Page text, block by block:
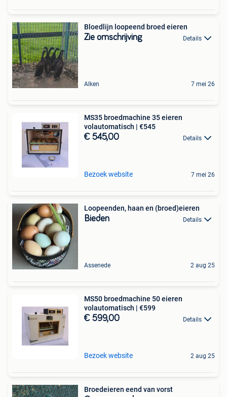
Bloedlijn loopeend broed eieren
Zie omschrijving Details
Alken 7 mei 26
MS35 broedmachine 35 eieren
volautomatisch | €545
€ 545,00 Details
Bezoek website 7 mei 26
Loopeenden, haan en (broed)eieren
Bieden Details
Assenede 2 aug 25
MS50 broedmachine 50 eieren
volautomatisch | €599
€ 599,00 Details
Bezoek website 2 aug 25
Broedeieren eend van vorst